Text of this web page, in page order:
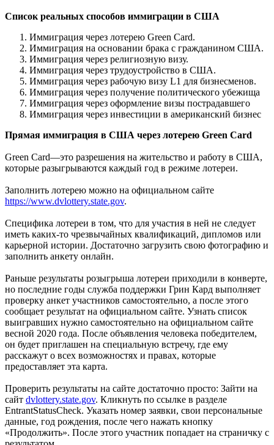
Список реальных способов иммиграции в США
Иммиграция через лотерею Green Card.
Иммиграция на основании брака с гражданином США.
Иммиграция через религиозную визу.
Иммиграция через трудоустройство в США.
Иммиграция через рабочую визу L1 для бизнесменов.
Иммиграция через получение политического убежища
Иммиграция через оформление визы пострадавшего
Иммиграция через инвестиции в американский бизнес
Прямая иммиграция в США через лотерею Green Card
Green Card—это разрешения на жительство и работу в США,
которые разыгрываются каждый год в режиме лотереи.
Заполнить лотерею можно на официальном сайте
https://www.dvlottery.state.gov.
Специфика лотереи в том, что для участия в ней не следует
иметь каких-то чрезвычайных квалификаций, дипломов или
карьерной истории. Достаточно загрузить свою фотографию и
заполнить анкету онлайн.
Раньше результаты розыгрыша лотереи приходили в конверте,
но последние годы служба поддержки Грин Кард выполняет
проверку анкет участников самостоятельно, а после этого
сообщает результат на официальном сайте. Узнать список
выигравших нужно самостоятельно на официальном сайте
весной 2020 года. После объявления человека победителем,
он будет приглашен на специальную встречу, где ему
расскажут о всех возможностях и правах, которые
предоставляет эта карта.
Проверить результаты на сайте достаточно просто: Зайти на
сайт dvlottery.state.gov. Кликнуть по ссылке в разделе
EntrantStatusCheck. Указать номер заявки, свои персональные
данные, год рождения, после чего нажать кнопку
«Продолжить». После этого участник попадает на страничку с